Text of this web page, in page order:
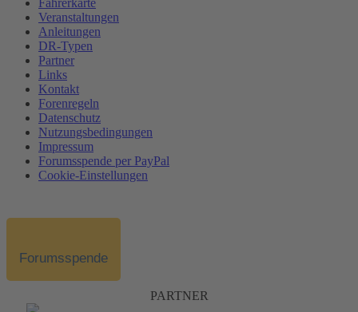
Veranstaltungen
Anleitungen
DR-Typen
Partner
Links
Kontakt
Forenregeln
Datenschutz
Nutzungsbedingungen
Impressum
Forumsspende per PayPal
Cookie-Einstellungen
Forumsspende
PARTNER